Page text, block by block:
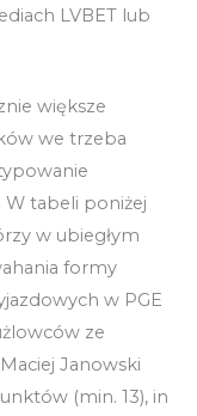
LVBET lub
większe
we trzeba
tabeli poniżej
w ubiegłym
formy
w PGE
ze
Janowski
(min. 13), in